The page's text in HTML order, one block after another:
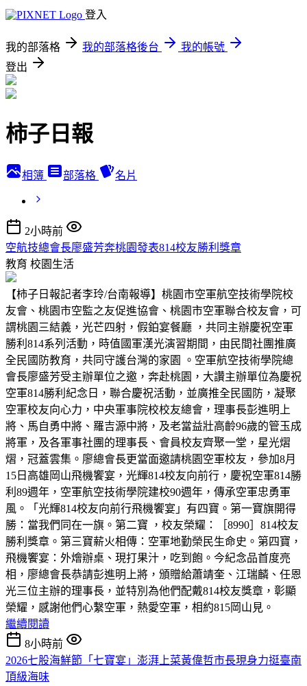
登入
我的部落格 我的部落格後台
我的帳號
登出
柿子日報
相簿 部落格 名片
2小時前
空航技總會長廖盛芳奔桃園發表814校友勝利獎章
教育 校園生活
【柿子日報記者李玲/台南報導】桃園市空軍航空技術學院校
友會、桃園市空監之友促進協會、桃園市空軍聯合校友會，可
謂桃園三結義，光芒四射，假鉑宴餐廳 ，共同主辦慶祝空軍
勝利814系列活動，時值國軍漢光演習期間，由民間社團推廣
全民國防教育，共同守護台灣的家園 。空軍航空技術學院總
會長廖盛芳受主辦單位之邀，奔赴桃園，大讚主辦單位為慶祝
空軍814勝利紀念日，聯合慶祝活動，並廣推全民國防，凝聚
空軍校友向心力，中央軍事院校校友總會，理事長彭進明上
將、馬自勇中將、羅吉源中將，及老當益壯高齡96歲的管玉成
將軍，及各軍事社團的理事長、會員校友齊聚一堂，星光熠
熠，冠蓋雲集。廖總會長更當面邀請桃園空軍校友，參加8月
15日高雄岡山飛機饗宴，光輝814校友向前行，慶祝空軍814勝
利89週年，空軍航空技術學院建校90週年，傳承空軍忠勇軍
風。「光輝814校友向前行飛機饗宴」有四寶。第一寶旗開得
勝：當我們同在一旗。第二寶 ，校友榮耀：［8990］814校友
勝利獎章。第三寶薪火相傳：空軍地勤榮民生命史。第四寶，
飛機饗宴：外燴辦桌、現打果汁，吃到飽。今紀念品首度亮
相，廖總會長恭請彭進明上將，頒贈給蕭靖奎、江瑞麟、任恩
光三位主辦的理事長，並特別為他們配戴814校友獎章，彰顯
榮耀，感謝他們心繫空軍，熱愛空軍，相約815岡山見。
繼續閱讀
8小時前
2026七股海鮮節「七寶宴」澎湃上菜黃偉哲市長現身力挺臺南
頂級海味